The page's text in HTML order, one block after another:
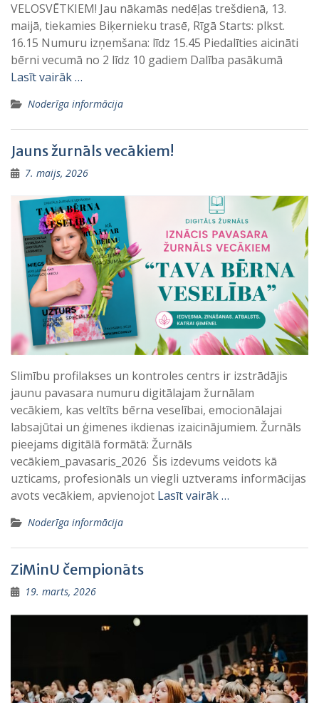
VELOSVĒTKIEM! Jau nākamās nedēļas trešdienā, 13.
maijā, tiekamies Biķernieku trasē, Rīgā Starts: plkst.
16.15 Numuru izņemšana: līdz 15.45 Piedalīties aicināti
bērni vecumā no 2 līdz 10 gadiem Dalība pasākumā
Lasīt vairāk …
Noderīga informācija
Jauns žurnāls vecākiem!
7. maijs, 2026
Slimību profilakses un kontroles centrs ir izstrādājis
jaunu pavasara numuru digitālajam žurnālam
vecākiem, kas veltīts bērna veselībai, emocionālajai
labsajūtai un ģimenes ikdienas izaicinājumiem. Žurnāls
pieejams digitālā formātā: Žurnāls
vecākiem_pavasaris_2026 Šis izdevums veidots kā
uzticams, profesionāls un viegli uztverams informācijas
avots vecākiem, apvienojot Lasīt vairāk …
Noderīga informācija
ZiMinU čempionāts
19. marts, 2026